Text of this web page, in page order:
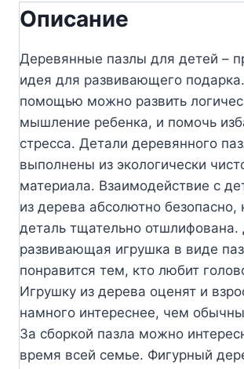
Описание
Деревянные пазлы для детей –
идея для развивающего
помощью можно развить
мышление ребенка, и помочь
стресса. Детали деревянного
выполнены из экологически
материала. Взаимодействие с
из дерева абсолютно безопасно,
деталь тщательно отшлифована.
развивающая игрушка в виде
понравится тем, кто любит
Игрушку из дерева оценят и
намного интереснее, чем
За сборкой пазла можно
время всей семье. Фигурный